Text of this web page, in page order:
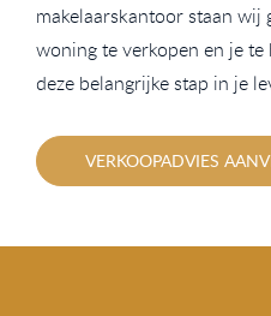
makelaarskantoor staan wij
woning te verkopen en je
deze belangrijke stap in je
VERKOOPADVIES